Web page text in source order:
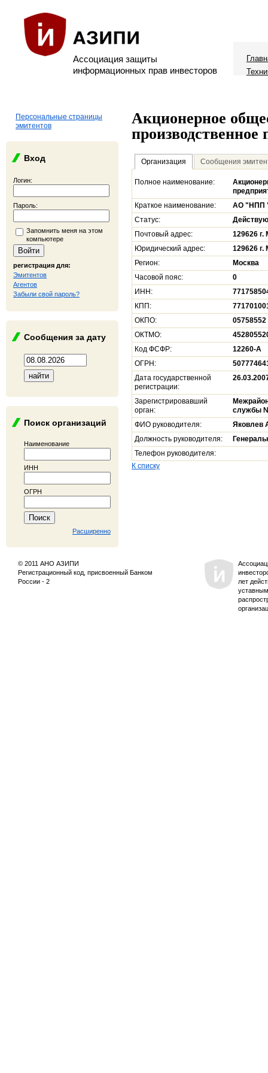
Ассоциация защиты
информационных прав инвесторов
Персональные страницы
эмитентов
Вход
Логин:
Пароль:
Запомнить меня на этом
компьютере
регистрация для:
Эмитентов
Агентов
Забыли свой пароль?
Сообщения за дату
Поиск организаций
Наименование
ИНН
ОГРН
Расширенно
Акционерное
Организация Сообщения
Полное наименование:
Краткое наименование:
АО "НПП
Статус:
Почтовый адрес:
129626
Юридический адрес:
129626
Регион:
Москва
Часовой пояс:
0
ИНН:
КПП:
ОКПО:
05758552
ОКТМО:
Код ФСФР:
12260-А
ОГРН:
Дата государственной
регистрации:
Зарегистрировавший
орган:
службы
ФИО руководителя:
Яковлев
Должность руководителя:
Телефон руководителя:
К списку
© 2011 АНО АЗИПИ
Регистрационный код, присвоенный Банком
России - 2
лет